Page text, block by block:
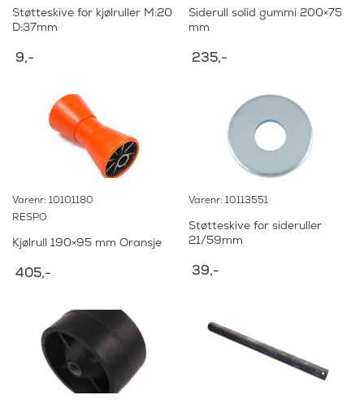
Støtteskive for kjølruller M:20
D:37mm
9,-
Siderull solid gummi 200×75
mm
235,-
Varenr: 10101180
RESPO
Kjølrull 190×95 mm Oransje
405,-
Varenr: 10113551
Støtteskive for sideruller
21/59mm
39,-